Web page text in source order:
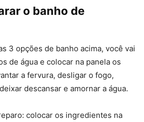
o banho de
3 opções de banho acima, você vai
de água e colocar na panela os
a fervura, desligar o fogo,
descansar e amornar a água.
colocar os ingredientes na